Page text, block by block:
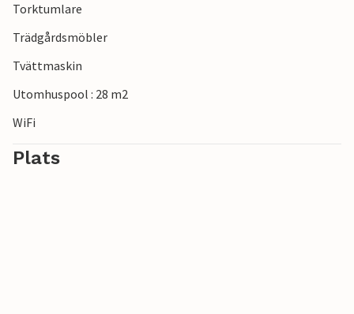
Torktumlare
Trädgårdsmöbler
Tvättmaskin
Utomhuspool : 28 m2
WiFi
Plats